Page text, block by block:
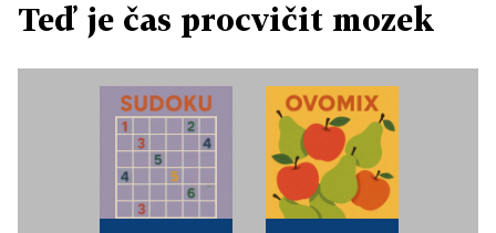
Teď je čas procvičit mozek